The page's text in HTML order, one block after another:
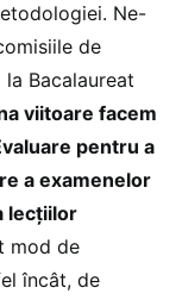
Ne-
de
Bacalaureat
viitoare facem
pentru a
a examenelor
lecțiilor
mod de
încât, de